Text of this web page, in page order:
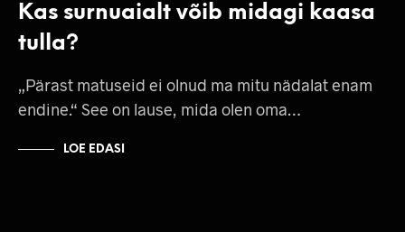
Kas surnuaialt võib midagi kaasa
tulla?
„Pärast matuseid ei olnud ma mitu nädalat enam
endine.“ See on lause, mida olen oma…
LOE EDASI